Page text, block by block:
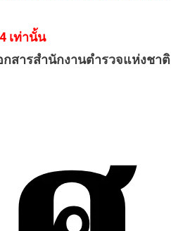
เท่านั้น
กสารสำนักงานตำรวจแห่งชาติ